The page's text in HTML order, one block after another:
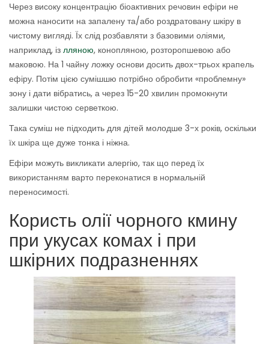
Через високу концентрацію біоактивних речовин ефіри не
можна наносити на запалену та/або роздратовану шкіру в
чистому вигляді. Їх слід розбавляти з базовими оліями,
наприклад, із лляною, конопляною, розторопшевою або
маковою. На 1 чайну ложку основи досить двох-трьох крапель
ефіру. Потім цією сумішшю потрібно обробити «проблемну»
зону і дати вібратись, а через 15-20 хвилин промокнути
залишки чистою серветкою.
Така суміш не підходить для дітей молодше 3-х років, оскільки
їх шкіра ще дуже тонка і ніжна.
Ефіри можуть викликати алергію, так що перед їх
використанням варто переконатися в нормальній
переносимості.
Користь олії чорного кмину
при укусах комах і при
шкірних подразненнях